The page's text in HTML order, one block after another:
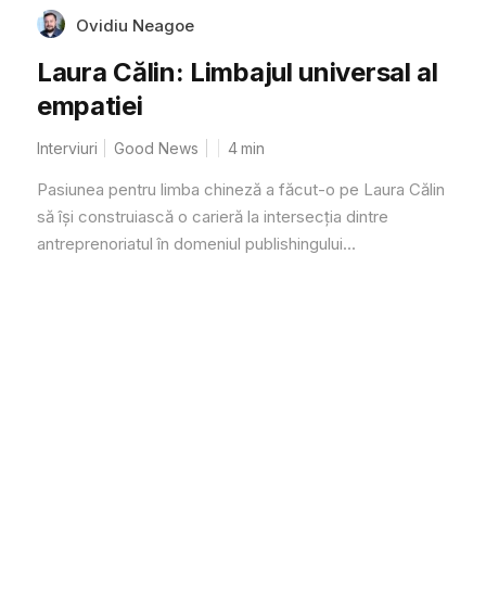
Ovidiu Neagoe
Laura Călin: Limbajul universal al
empatiei
Interviuri Good News 4min
Pasiunea pentru limba chineză a făcut-o pe Laura Călin
să își construiască o carieră la intersecția dintre
antreprenoriatul în domeniul publishingului...